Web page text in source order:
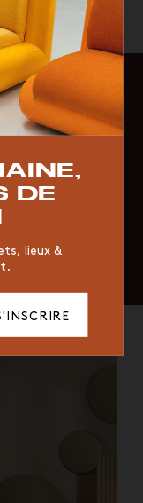
DE
lieux &
?
BOIS
HÔTEL
VASE